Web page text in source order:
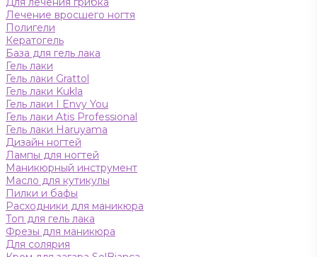
Лечение вросшего ногтя
Полигели
Кератогель
База для гель лака
Гель лаки
Гель лаки Grattol
Гель лаки Kukla
Гель лаки I Envy You
Гель лаки Atis Professional
Гель лаки Haruyama
Дизайн ногтей
Лампы для ногтей
Маникюрный инструмент
Масло для кутикулы
Пилки и бафы
Расходники для маникюра
Топ для гель лака
Фрезы для маникюра
Для солярия